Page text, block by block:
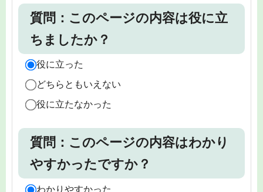
質問：このページの内容は役に立
ちましたか？
役に立った
どちらともいえない
役に立たなかった
質問：このページの内容はわかり
やすかったですか？
わかりやすかった